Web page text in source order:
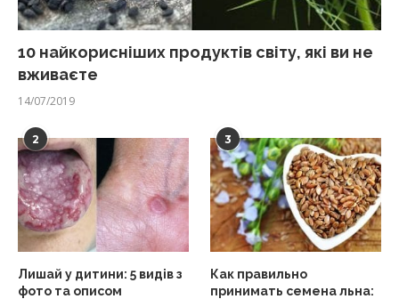
10 найкорисніших продуктів світу, які ви не
вживаєте
14/07/2019
2
Лишай у дитини: 5 видів з
фото та описом
3
Как правильно
принимать семена льна: